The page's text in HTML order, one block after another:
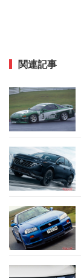
関連記事